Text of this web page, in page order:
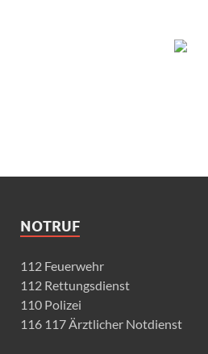
NOTRUF
112 Feuerwehr
112 Rettungsdienst
110 Polizei
116 117 Ärztlicher Notdienst